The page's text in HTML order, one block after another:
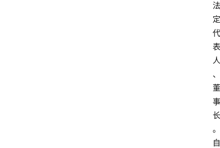
法
定
代
表
人
、
董
事
长
。
自